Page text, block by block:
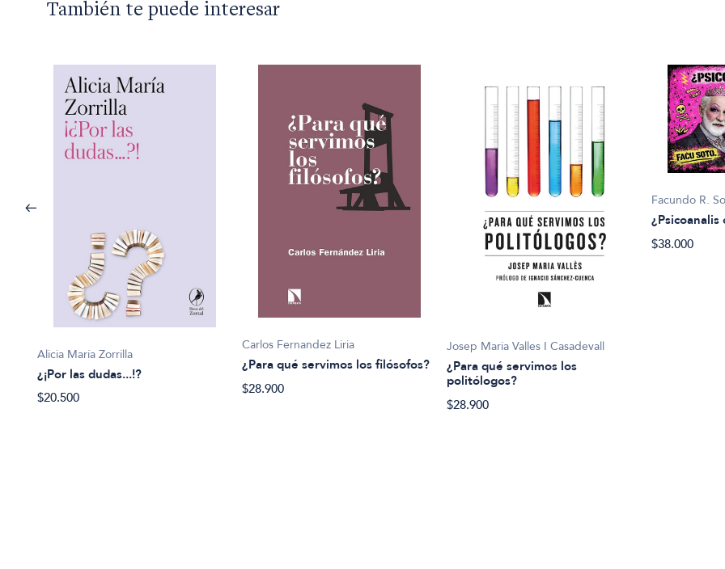
También te puede interesar
Alicia María Zorrilla
¿¡Por las dudas...!?
$20.500
Carlos Fernandez Liria
¿Para qué servimos los filósofos?
$28.900
Josep Maria Valles I Casadevall
¿Para qué servimos los
politólogos?
$28.900
Facundo R.
¿Psicoanalis
$38.000